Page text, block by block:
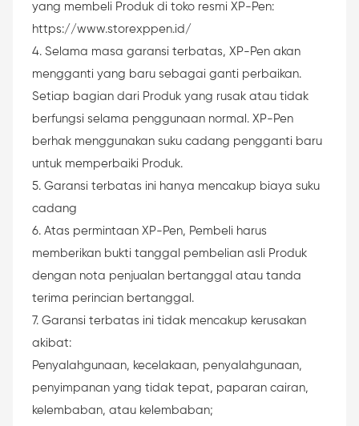
yang membeli Produk di toko resmi XP-Pen:
https://www.storexppen.id/
4. Selama masa garansi terbatas, XP-Pen akan
mengganti yang baru sebagai ganti perbaikan.
Setiap bagian dari Produk yang rusak atau tidak
berfungsi selama penggunaan normal. XP-Pen
berhak menggunakan suku cadang pengganti baru
untuk memperbaiki Produk.
5. Garansi terbatas ini hanya mencakup biaya suku
cadang
6. Atas permintaan XP-Pen, Pembeli harus
memberikan bukti tanggal pembelian asli Produk
dengan nota penjualan bertanggal atau tanda
terima perincian bertanggal.
7. Garansi terbatas ini tidak mencakup kerusakan
akibat:
Penyalahgunaan, kecelakaan, penyalahgunaan,
penyimpanan yang tidak tepat, paparan cairan,
kelembaban, atau kelembaban;